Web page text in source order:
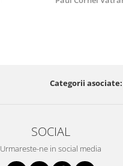
Categorii asociate:
SOCIAL
Urmareste-ne in social media